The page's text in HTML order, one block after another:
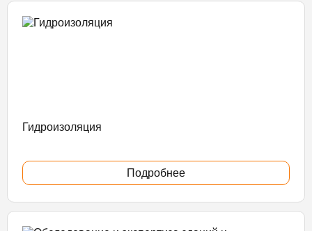
Гидроизоляция
Подробнее